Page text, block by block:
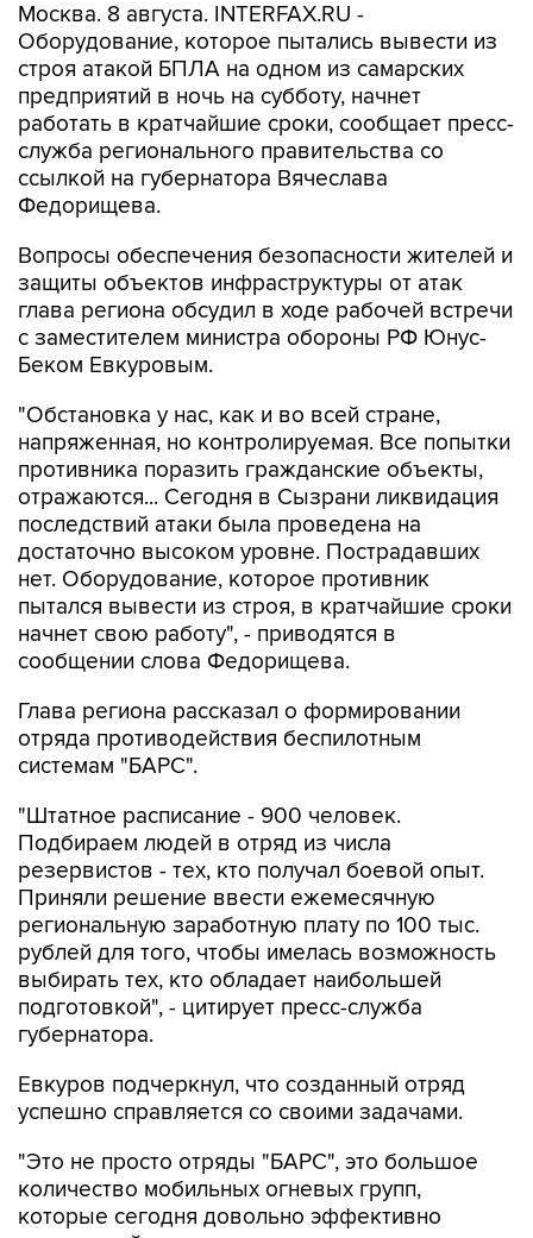
Москва. 8 августа. INTERFAX.RU -
Оборудование, которое пытались вывести из
строя атакой БПЛА на одном из самарских
предприятий в ночь на субботу, начнет
работать в кратчайшие сроки, сообщает пресс-
служба регионального правительства со
ссылкой на губернатора Вячеслава
Федорищева.
Вопросы обеспечения безопасности жителей и
защиты объектов инфраструктуры от атак
глава региона обсудил в ходе рабочей встречи
с заместителем министра обороны РФ Юнус-
Беком Евкуровым.
"Обстановка у нас, как и во всей стране,
напряженная, но контролируемая. Все попытки
противника поразить гражданские объекты,
отражаются... Сегодня в Сызрани ликвидация
последствий атаки была проведена на
достаточно высоком уровне. Пострадавших
нет. Оборудование, которое противник
пытался вывести из строя, в кратчайшие сроки
начнет свою работу", - приводятся в
сообщении слова Федорищева.
Глава региона рассказал о формировании
отряда противодействия беспилотным
системам "БАРС".
"Штатное расписание - 900 человек.
Подбираем людей в отряд из числа
резервистов - тех, кто получал боевой опыт.
Приняли решение ввести ежемесячную
региональную заработную плату по 100 тыс.
рублей для того, чтобы имелась возможность
выбирать тех, кто обладает наибольшей
подготовкой", - цитирует пресс-служба
губернатора.
Евкуров подчеркнул, что созданный отряд
успешно справляется со своими задачами.
"Это не просто отряды "БАРС", это большое
количество мобильных огневых групп,
которые сегодня довольно эффективно